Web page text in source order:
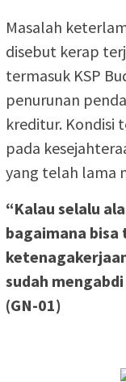
Masalah
disebut kerap
termasuk KSP
penurunan
kreditur. Kondisi
pada
yang telah lama
“Kalau selalu
bagaimana
sudah
(GN-01)